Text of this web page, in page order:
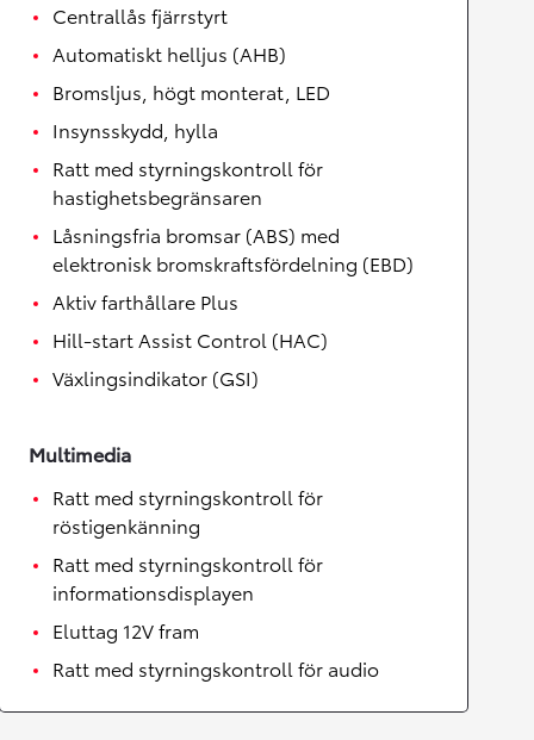
Centrallås fjärrstyrt
Automatiskt helljus (AHB)
Bromsljus, högt monterat, LED
Insynsskydd, hylla
Ratt med styrningskontroll för
hastighetsbegränsaren
Låsningsfria bromsar (ABS) med
elektronisk bromskraftsfördelning (EBD)
Aktiv farthållare Plus
Hill-start Assist Control (HAC)
Växlingsindikator (GSI)
Multimedia
Ratt med styrningskontroll för
röstigenkänning
Ratt med styrningskontroll för
informationsdisplayen
Eluttag 12V fram
Ratt med styrningskontroll för audio